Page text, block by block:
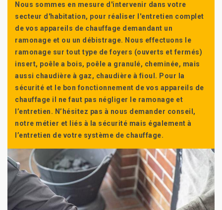
Nous sommes en mesure d'intervenir dans votre
secteur d'habitation, pour réaliser l'entretien complet
de vos appareils de chauffage demandant un
ramonage et ou un débistrage. Nous effectuons le
ramonage sur tout type de foyers (ouverts et fermés)
insert, poêle a bois, poêle a granulé, cheminée, mais
aussi chaudière à gaz, chaudière à fioul. Pour la
sécurité et le bon fonctionnement de vos appareils de
chauffage il ne faut pas négliger le ramonage et
l’entretien. N’hésitez pas à nous demander conseil,
notre métier et liés à la sécurité mais également à
l’entretien de votre système de chauffage.